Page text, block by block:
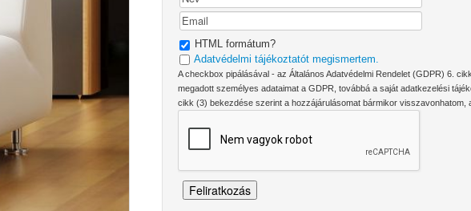
HTML formátum?
Adatvédelmi tájékoztatót megismertem.
A checkbox pipálásával - az Általános Adatvédelmi Rendelet (GDPR) 6.
megadott személyes adataimat a GDPR, továbbá a saját adatkezelési
cikk (3) bekezdése szerint a hozzájárulásomat bármikor visszavonhatom,